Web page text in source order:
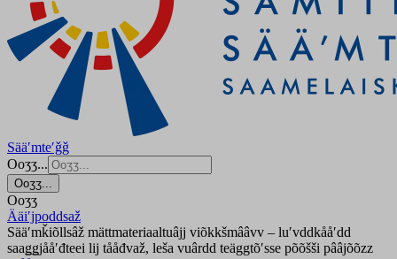
Sääʹmteʹǧǧ
Ooʒʒ...
Ooʒʒ...
Ooʒʒ
Ääiʹjpoddsaž
Sääʹmǩiõllsâž mättmateriaaltuâjj viõkkšmââvv – luʹvddkååʹdd
saaǥǥjååʹđteei lij tååđvaž, leša vuârdd teäggtõʹsse põõšši pââjõõzz